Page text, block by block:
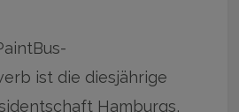
ist die diesjährige
Hamburgs,